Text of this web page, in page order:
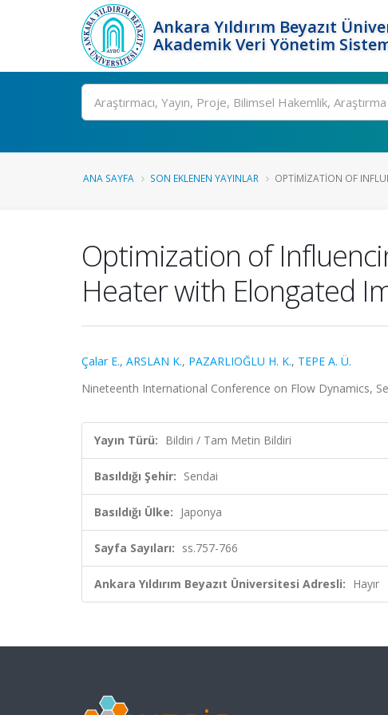
Ankara Yıldırım Beyazıt
Akademik Veri Yönetim
Ara
ANA SAYFA SON EKLENEN YAYINLAR OPTIMIZATION OF
Optimization of
Heater with Elongated
Çalar E., ARSLAN K., PAZARLIOĞLU H. K., TEPE A. Ü.
Nineteenth International Conference on Flow Dynamics,
Yayın Türü: Bildiri / Tam Metin Bildiri
Basıldığı Şehir: Sendai
Basıldığı Ülke: Japonya
Sayfa Sayıları: ss.757-766
Ankara Yıldırım Beyazıt Üniversitesi Adresli: Hayır